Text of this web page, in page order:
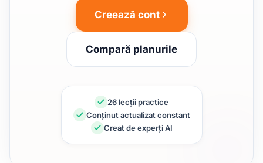
Creează cont
Compară planurile
26 lecții practice
Conținut actualizat constant
Creat de experți AI